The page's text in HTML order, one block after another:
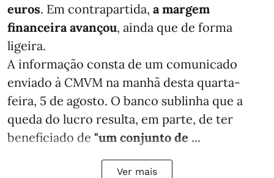
euros. Em contrapartida, a margem
financeira avançou, ainda que de forma
ligeira.
A informação consta de um comunicado
enviado à CMVM na manhã desta quarta-
feira, 5 de agosto. O banco sublinha que a
queda do lucro resulta, em parte, de ter
beneficiado de "um conjunto de ...
Ver mais